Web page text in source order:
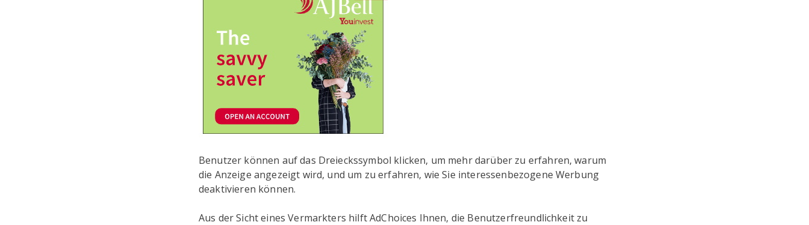
Benutzer können auf das Dreieckssymbol klicken, um mehr darüber zu erfahren, warum
die Anzeige angezeigt wird, und um zu erfahren, wie Sie interessenbezogene Werbung
deaktivieren können.
Aus der Sicht eines Vermarkters hilft AdChoices Ihnen, die Benutzerfreundlichkeit zu